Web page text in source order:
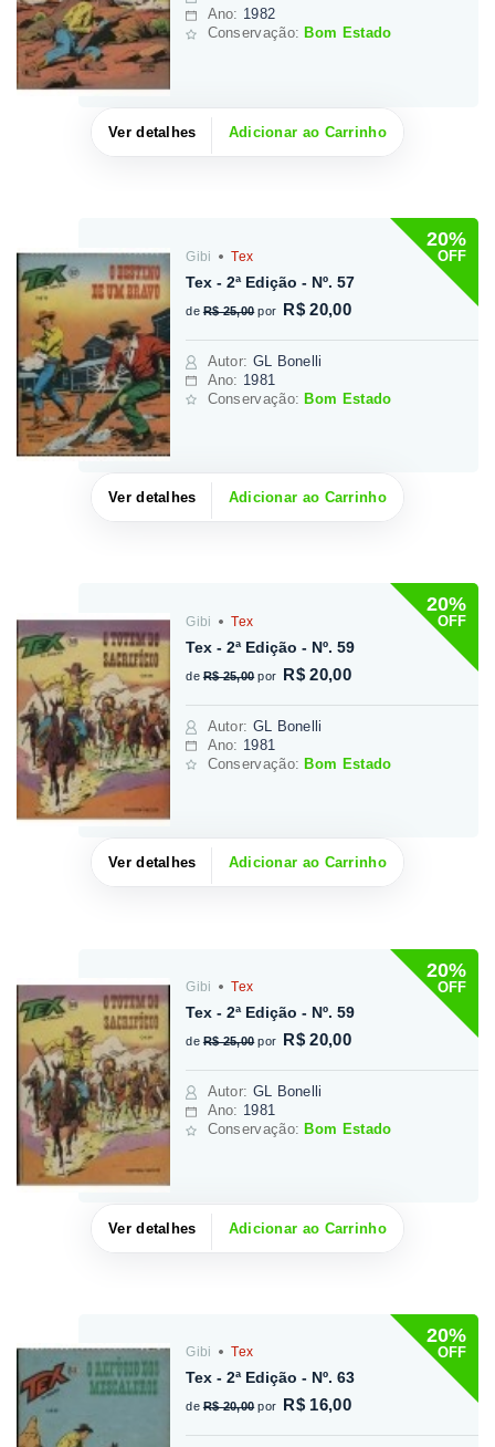
Ano: 1982
Conservação: Bom Estado
Ver detalhes Adicionar ao Carrinho
20%
OFF
Gibi Tex
Tex - 2ª Edição - Nº. 57
de R$ 25,00 por R$ 20,00
Autor: GL Bonelli
Ano: 1981
Conservação:Bom Estado
Ver detalhes Adicionar ao Carrinho
20%
OFF
Gibi Tex
Tex - 2ª Edição - Nº. 59
de R$ 25,00 por R$ 20,00
Autor: GL Bonelli
Ano: 1981
Conservação: Bom Estado
Ver detalhes Adicionar ao Carrinho
20%
OFF
Gibi Tex
Tex - 2ª Edição - Nº. 59
de R$ 25,00 por R$ 20,00
Autor: GL Bonelli
Ano: 1981
Conservação: Bom Estado
Ver detalhes Adicionar ao Carrinho
20%
OFF
Gibi Tex
Tex - 2ª Edição - Nº. 63
de R$ 20,00 por R$ 16,00